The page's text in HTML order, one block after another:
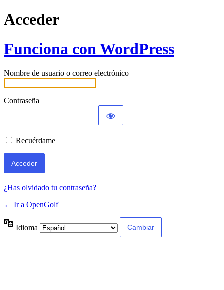
Acceder
Funciona con WordPress
Nombre de usuario o correo electrónico
Contraseña
Recuérdame
¿Has olvidado tu contraseña?
← Ir a OpenGolf
Idioma